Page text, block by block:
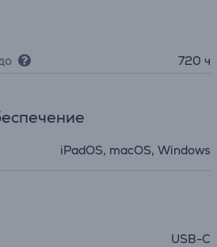
720 ч
iPadOS, macOS, Windows
USB-C